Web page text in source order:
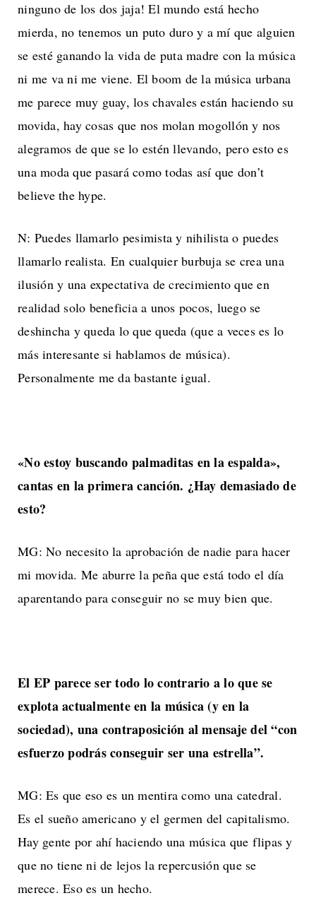
ninguno de los dos jaja! El mundo está hecho
mierda, no tenemos un puto duro y a mí que alguien
se esté ganando la vida de puta madre con la música
ni me va ni me viene. El boom de la música urbana
me parece muy guay, los chavales están haciendo su
movida, hay cosas que nos molan mogollón y nos
alegramos de que se lo estén llevando, pero esto es
una moda que pasará como todas así que don’t
believe the hype.
N: Puedes llamarlo pesimista y nihilista o puedes
llamarlo realista. En cualquier burbuja se crea una
ilusión y una expectativa de crecimiento que en
realidad solo beneficia a unos pocos, luego se
deshincha y queda lo que queda (que a veces es lo
más interesante si hablamos de música).
Personalmente me da bastante igual.
«No estoy buscando palmaditas en la espalda»,
cantas en la primera canción. ¿Hay demasiado de
esto?
MG: No necesito la aprobación de nadie para hacer
mi movida. Me aburre la peña que está todo el día
aparentando para conseguir no se muy bien que.
El EP parece ser todo lo contrario a lo que se
explota actualmente en la música (y en la
sociedad), una contraposición al mensaje del “con
esfuerzo podrás conseguir ser una estrella”.
MG: Es que eso es un mentira como una catedral.
Es el sueño americano y el germen del capitalismo.
Hay gente por ahí haciendo una música que flipas y
que no tiene ni de lejos la repercusión que se
merece. Eso es un hecho.